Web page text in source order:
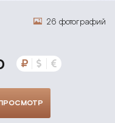
26 фотографий